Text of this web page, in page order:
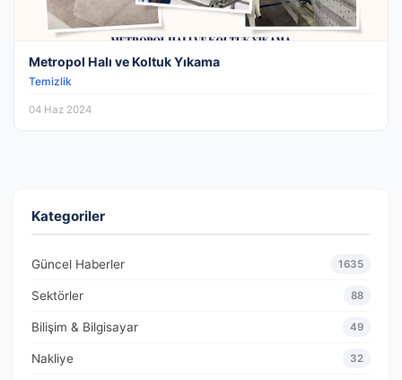
Metropol Halı ve Koltuk Yıkama
Temizlik
04 Haz 2024
Kategoriler
Güncel Haberler 1635
Sektörler 88
Bilişim & Bilgisayar 49
Nakliye 32